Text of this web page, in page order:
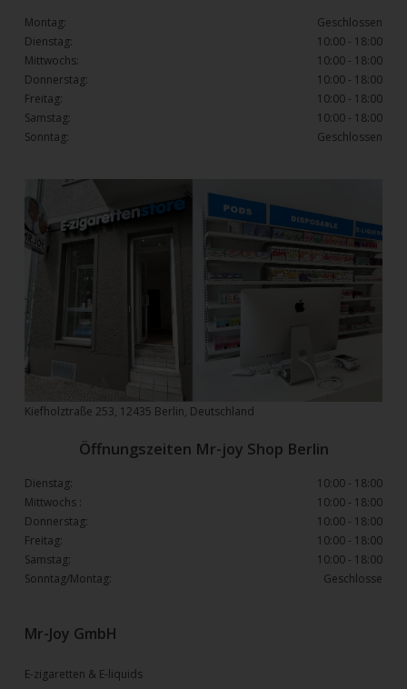
Mr-Joy GmbH
E-zigaretten & E-liquids
Kiefholztraße 253, 12435 Berlin, Deutschland
Montag:
Geschlossen
Dienstag:
10:00 - 18:00
Mittwochs:
10:00 - 18:00
Donnerstag:
10:00 - 18:00
Freitag:
10:00 - 18:00
Samstag:
10:00 - 18:00
Sonntag:
Geschlossen
Öffnungszeiten Mr-joy Shop Berlin
Dienstag:
10:00 - 18:00
Mittwochs :
10:00 - 18:00
Donnerstag:
10:00 - 18:00
Freitag:
10:00 - 18:00
Samstag:
10:00 - 18:00
Sonntag/Montag:
Geschlosse